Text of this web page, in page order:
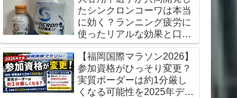
たシンクロンコーワは本当
に効く？ランニング疲労に
使ったリアルな効果と口コ
ミレビュー
【福岡国際マラソン2026】
参加資格がひっそり変更？
実質ボーダーは約1分厳し
くなる可能性を2025年デー